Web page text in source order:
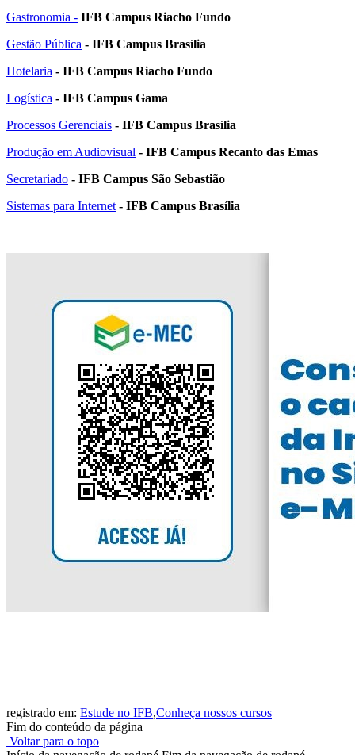
Gastronomia - IFB Campus Riacho Fundo
Gestão Pública - IFB Campus Brasília
Hotelaria - IFB Campus Riacho Fundo
Logística - IFB Campus Gama
Processos Gerenciais - IFB Campus Brasília
Produção em Audiovisual - IFB Campus Recanto das Emas
Secretariado - IFB Campus São Sebastião
Sistemas para Internet - IFB Campus Brasília
registrado em: Estude no IFB,Conheça nossos cursos
Fim do conteúdo da página
Voltar para o topo